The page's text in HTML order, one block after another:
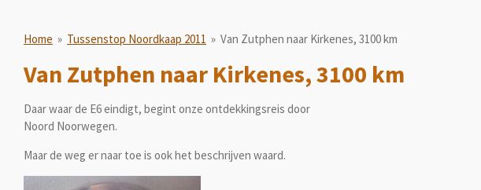
Home » Tussenstop Noordkaap 2011 » Van Zutphen naar Kirkenes, 3100 km
Van Zutphen naar Kirkenes, 3100 km
Daar waar de E6 eindigt, begint onze ontdekkingsreis door
Noord Noorwegen.
Maar de weg er naar toe is ook het beschrijven waard.